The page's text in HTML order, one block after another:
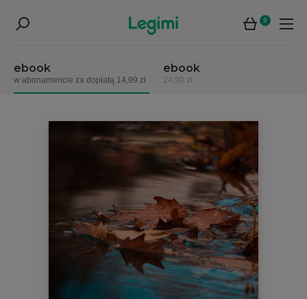
0
ebook
w abonamencie za dopłatą 14,99 zł
ebook
24,90 zł